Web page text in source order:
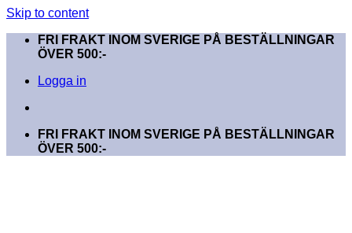
Skip to content
FRI FRAKT INOM SVERIGE PÅ BESTÄLLNINGAR
ÖVER 500:-
Logga in
FRI FRAKT INOM SVERIGE PÅ BESTÄLLNINGAR
ÖVER 500:-